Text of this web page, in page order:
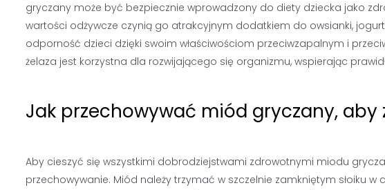
gryczany może być bezpiecznie wprowadzony do diety dziecka jako
wartości odżywcze czynią go atrakcyjnym dodatkiem do owsianki,
odporność dzieci dzięki swoim właściwościom przeciwzapalnym i
żelaza jest korzystna dla rozwijającego się organizmu, wspierając
Jak przechowywać miód gryczany, aby
Aby cieszyć się wszystkimi dobrodziejstwami zdrowotnymi miodu
przechowywanie. Miód należy trzymać w szczelnie zamkniętym słoiku w